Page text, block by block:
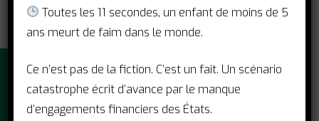
Toutes les 11 secondes, un enfant de moins de 5
ans meurt de faim dans le monde.
Ce n’est pas de la fiction. C’est un fait. Un scénario
catastrophe écrit d’avance par le manque
d’engagements financiers des États.